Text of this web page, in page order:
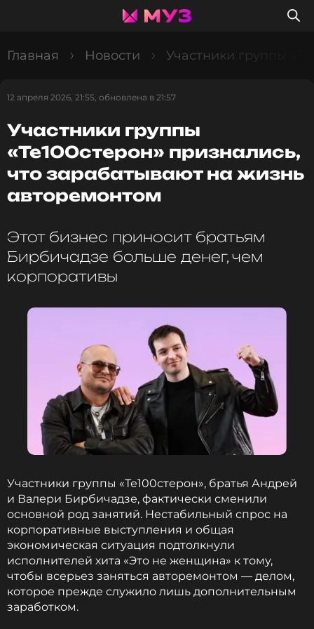
Главная Новости Участники группы
12 апреля 2026, 21:55, обновлена в 21:57
Участники группы
«Те100стерон» признались,
что зарабатывают на жизнь
авторемонтом
Этот бизнес приносит братьям
Бирбичадзе больше денег, чем
корпоративы
Участники группы «Те100стерон», братья Андрей
и Валери Бирбичадзе, фактически сменили
основной род занятий. Нестабильный спрос на
корпоративные выступления и общая
экономическая ситуация подтолкнули
исполнителей хита «Это не женщина» к тому,
чтобы всерьез заняться авторемонтом — делом,
которое прежде служило лишь дополнительным
заработком.